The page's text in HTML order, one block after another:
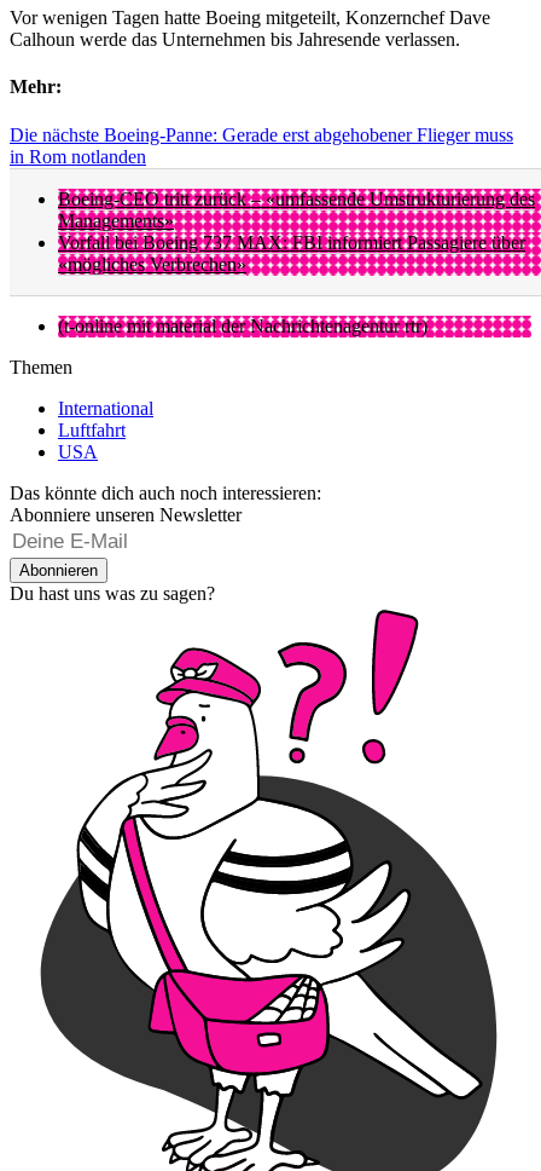
Vor wenigen Tagen hatte Boeing mitgeteilt, Konzernchef Dave
Calhoun werde das Unternehmen bis Jahresende verlassen.
Mehr:
Die nächste Boeing-Panne: Gerade erst abgehobener Flieger muss
in Rom notlanden
Boeing-CEO tritt zurück – «umfassende Umstrukturierung des
Managements»
Vorfall bei Boeing 737 MAX: FBI informiert Passagiere über
«mögliches Verbrechen»
(t-online mit material der Nachrichtenagentur rtr)
Themen
International
Luftfahrt
USA
Das könnte dich auch noch interessieren:
Abonniere unseren Newsletter
Abonnieren
Du hast uns was zu sagen?